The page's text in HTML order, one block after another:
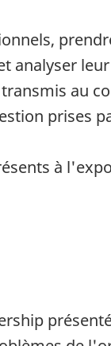
analyser
au
prises
à